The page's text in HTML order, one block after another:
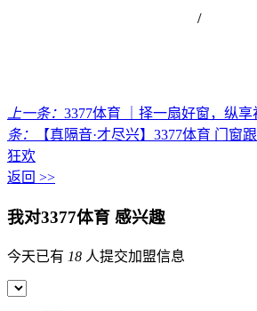
/
上一条： 3377体育 ｜择一扇好窗，纵
条：
【真隔音·才尽兴】3377体育 门窗
狂欢
返回 >>
我对3377体育 感兴趣
今天已有 18 人提交加盟信息